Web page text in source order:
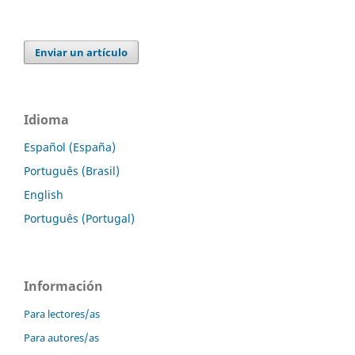
Enviar un artículo
Idioma
Español (España)
Português (Brasil)
English
Português (Portugal)
Información
Para lectores/as
Para autores/as